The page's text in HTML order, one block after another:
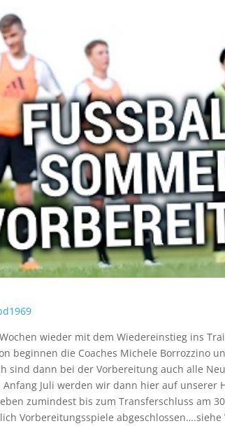
wieder mit dem Wiedereinstieg ins
beginnen die Coaches Michele Borrozzino
sind dann bei der Vorbereitung auch alle
Juli werden wir dann hier auf unserer
zumindest bis zum Transferschluss am
Vorbereitungsspiele